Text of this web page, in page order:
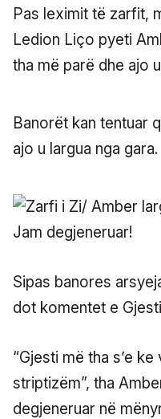
Pas leximit të zarfit,
Ledion Liço pyeti
tha më parë dhe ajo
Banorët kan tentuar
ajo u largua nga gara.
Sipas banores
dot komentet e
“Gjesti më tha s’e
striptizëm”, tha
degjeneruar në